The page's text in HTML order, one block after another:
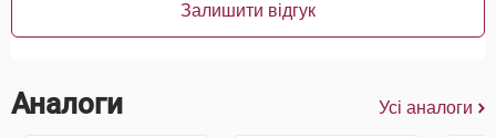
Залишити відгук
Аналоги Усі аналоги